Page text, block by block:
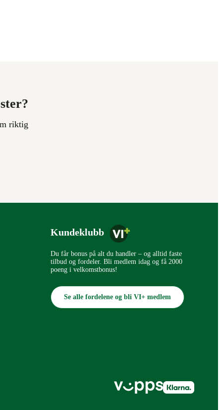
riktig
Kundeklubb
Du får bonus på alt du handler – og alltid faste
tilbud og fordeler. Bli medlem idag og få 2000
poeng i velkomstbonus!
Se alle fordelene og bli VI+ medlem